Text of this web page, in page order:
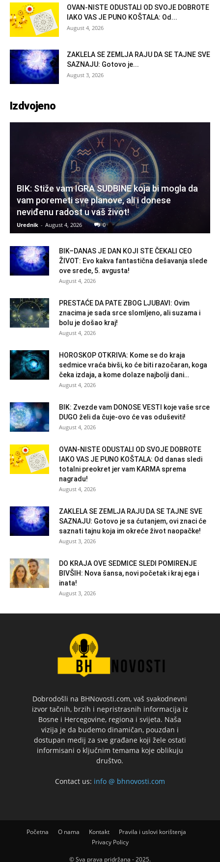
OVAN-NISTE ODUSTALI OD SVOJE DOBROTE
IAKO VAS JE PUNO KOŠTALA: Od...
August 4, 2026
ZAKLELA SE ZEMLJA RAJU DA SE TAJNE SVE
SAZNAJU: Gotovo je...
August 3, 2026
Izdvojeno
BIK: Stiže vam IGRA SUDBINE koja bi mogla da
vam poremeti sve planove, ali i donese
neviđenu radost u vaš život!
Urednik - August 4, 2026 0
BIK–DANAS JE DAN KOJI STE ČEKALI CEO
ŽIVOT: Evo kakva fantastična dešavanja slede
ove srede, 5. avgusta!
August 4, 2026
PRESTAĆE DA PATE ZBOG LJUBAVI: Ovim
znacima je sada srce slomljeno, ali suzama i
bolu je došao kraj!
August 4, 2026
HOROSKOP OTKRIVA: Kome se do kraja
sedmice vraća bivši, ko će biti razočaran, koga
čeka izdaja, a kome dolaze najbolji dani…
August 4, 2026
BIK: Zvezde vam DONOSE VESTI koje vaše srce
DUGO želi da čuje-ovo će vas oduševiti!
August 4, 2026
OVAN-NISTE ODUSTALI OD SVOJE DOBROTE
IAKO VAS JE PUNO KOŠTALA: Od danas sledi
totalni preokret jer vam KARMA sprema
nagradu!
August 4, 2026
ZAKLELA SE ZEMLJA RAJU DA SE TAJNE SVE
SAZNAJU: Gotovo je sa ćutanjem, ovi znaci će
saznati tajnu koja im okreće život naopačke!
August 3, 2026
DO KRAJA OVE SEDMICE SLEDI POMIRENJE
BIVŠIH: Nova šansa, novi početak i kraj ega i
inata!
August 3, 2026
Dobrodošli na BHNovosti.com, vaš svakodnevni
izvor tačnih, brzih i nepristrasnih informacija iz
Bosne i Hercegovine, regiona i svijeta. Naša
vizija je da budemo dinamičan, pouzdan i
dostupan medij za sve građane koji žele ostati
informisani o ključnim temama koje oblikuju
društvo.
Contact us: info @ bhnovosti.com
Početna O nama Kontakt
Pravila i uslovi korištenja
Privacy Policy
© Sva prava pridržana - 2025.